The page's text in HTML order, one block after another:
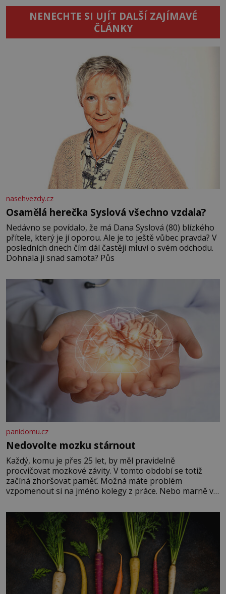
NENECHTE SI UJÍT DALŠÍ ZAJÍMAVÉ
ČLÁNKY
nasehvezdy.cz
Osamělá herečka Syslová všechno vzdala?
Nedávno se povídalo, že má Dana Syslová (80) blízkého
přítele, který je jí oporou. Ale je to ještě vůbec pravda? V
posledních dnech čím dál častěji mluví o svém odchodu.
Dohnala ji snad samota? Půs
panidomu.cz
Nedovolte mozku stárnout
Každý, komu je přes 25 let, by měl pravidelně
procvičovat mozkové závity. V tomto období se totiž
začíná zhoršovat paměť. Možná máte problém
vzpomenout si na jméno kolegy z práce. Nebo marně v
Je to opravdu tak, s věkem jako kdyby se paměť
rozhodla stávkovat. Cvičte